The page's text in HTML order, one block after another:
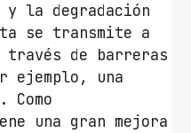
la degradación
se transmite a
de barreras
ejemplo, una
una gran mejora